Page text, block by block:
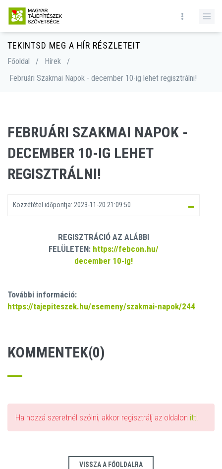
TEKINTSD MEG A HÍR RÉSZLETEIT
Főoldal / Hírek
/
Februári Szakmai Napok - december 10-ig lehet regisztrálni!
FEBRUÁRI SZAKMAI NAPOK -
DECEMBER 10-IG LEHET
REGISZTRÁLNI!
Közzététel időpontja: 2023-11-20 21:09:50
REGISZTRÁCIÓ AZ ALÁBBI
FELÜLETEN: https://febcon.hu/
december 10-ig!
További információ:
https://tajepiteszek.hu/esemeny/szakmai-napok/244
KOMMENTEK(0)
Ha hozzá szeretnél szólni, akkor regisztrálj az oldalon itt!
VISSZA A FŐOLDALRA